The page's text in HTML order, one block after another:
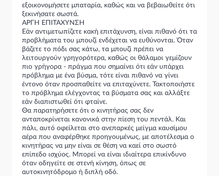
εξοικονομήσετε μπαταρία, καθώς και να βεβαιωθείτε ότι
ξεκινήσατε σωστά.
ΑΡΓΗ ΕΠΙΤΑΧΥΝΣΗ
Εάν αντιμετωπίζετε κακή επιτάχυνση, είναι πιθανό ότι τα
προβλήματα του μπουζί ενδέχεται να ευθύνονται. Όταν
βάζετε το πόδι σας κάτω, τα μπουζί πρέπει να
λειτουργούν γρηγορότερα, καθώς οι θάλαμοι γεμίζουν
πιο γρήγορα - πράγμα που σημαίνει ότι εάν υπάρχει
πρόβλημα με ένα βύσμα, τότε είναι πιθανό να γίνει
έντονο όταν προσπαθείτε να επιταχύνετε. Τακτοποιήστε
το πρόβλημα ελέγχοντας τα βύσματα σας και αλλάξτε
εάν διαπιστωθεί ότι φταίνε.
Θα παρατηρήσετε ότι ο κινητήρας σας δεν
ανταποκρίνεται κανονικά στην πίεση του πεντάλ. Και
πάλι, αυτό οφείλεται στο ανεπαρκές μείγμα καυσίμου
αέρα που αναφέρθηκε προηγουμένως, με αποτέλεσμα ο
κινητήρας να μην είναι σε θέση να καεί στο σωστό
επίπεδο ισχύος. Μπορεί να είναι ιδιαίτερα επικίνδυνο
όταν οδηγείτε σε στενή κίνηση, όπως σε
αυτοκινητόδρομο ή διπλή οδό.